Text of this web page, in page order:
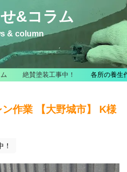
&コラム
& column
絶賛塗装工事中！ 各所の養生
作業 【大野城市】 K様
！